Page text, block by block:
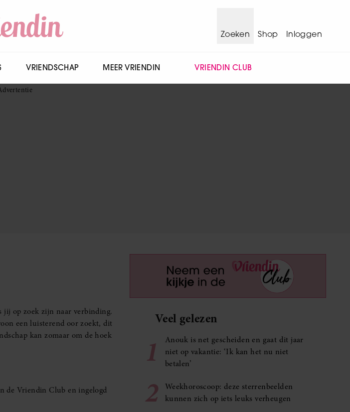
Zoeken
Shop Inloggen
VRIENDSCHAP MEER VRIENDIN VRIENDIN CLUB
jij op zoek zijn naar verbinding.
een luisterend oor zoekt, dit
kan zomaar om de hoek
de Vriendin Club en ingelogd
Veel gelezen
1
Anouk is net gescheiden en gaat dit jaar
niet op vakantie: ‘Ik kan het nu niet
betalen’
2
Weekhoroscoop: deze sterrenbeelden
kunnen zich op iets leuks verheugen